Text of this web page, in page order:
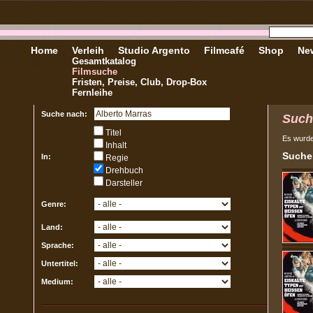
Home Verleih
Gesamtkatalog
Filmsuche
Fristen, Preise, Club, Drop-Box
Fernleihe
Studio Argento Filmcafé Shop
Suche nach:
In:
Titel
Inhalt
Regie
Drehbuch
Darsteller
Genre:
Land:
Sprache:
Untertitel:
Medium:
Es